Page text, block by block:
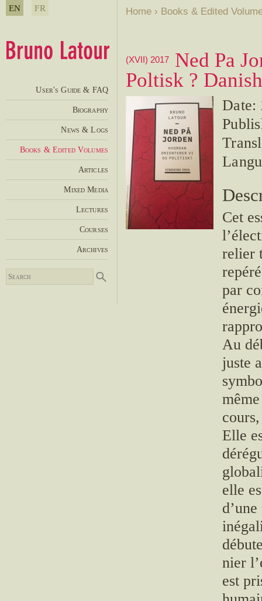
Home › Books & Edited
(XVII) 2017
Ned Pa
Poltisk ?
Date:
Cet
relier
par
Au
juste
Elle
elle
nier
est
EN FR
User's Guide & FAQ
Biography
News & Logs
Books & Edited Volumes
Articles
Mixed Media
Lectures
Courses
Archives